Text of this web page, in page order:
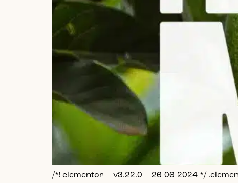
/*! elementor – v3.22.0 – 26-06-2024 */